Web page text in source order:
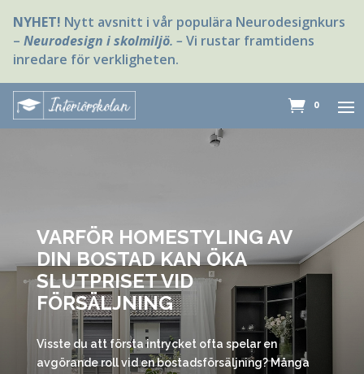
NYHET! Nytt avsnitt i vår populära Neurodesignkurs
– Neurodesign i skolmiljö. – Vi rustar framtidens
inredare för verkligheten.
0
VARFÖR HOMESTYLING AV
DIN BOSTAD KAN ÖKA
SLUTPRISET VID
FÖRSÄLJNING
Visste du att första intrycket ofta spelar en
avgörande roll vid en bostadsförsäljning? Många